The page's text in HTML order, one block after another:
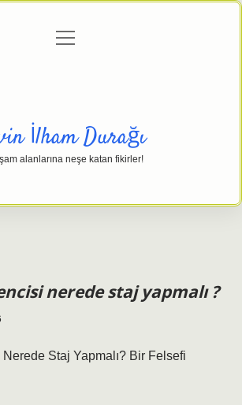
Gizlilik Politikası
menüyü
İlham Durağı
alanlarına neşe katan fikirler!
nerede staj yapmalı ?
Nerede Staj Yapmalı? Bir Felsefi